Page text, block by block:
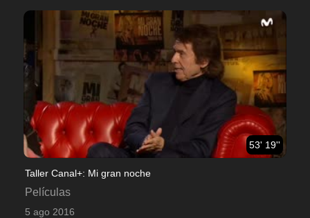
53' 19''
Taller Canal+: Mi gran noche
Películas
5 ago 2016